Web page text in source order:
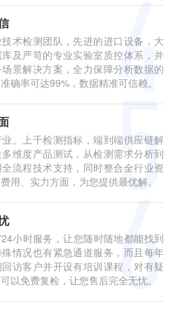
术检测团队，先进的进口设备，大
及严苛的专业实验室质控体系，并
景解决方案，全力保障分析数据的
确率可达99%，数据精准可信赖。
。上千检测指标，端到端供应链解
维度产品测试，从检测需求分析到
流程技术支持，同时整合全行业资
用、实力方面，为您提供最优解。
小时服务，让您随时随地都能找到
情况也有紧急通道服务，而且每年
访客户并开设有培训课程，对有疑
以免费复检，让您售后完全无忧。